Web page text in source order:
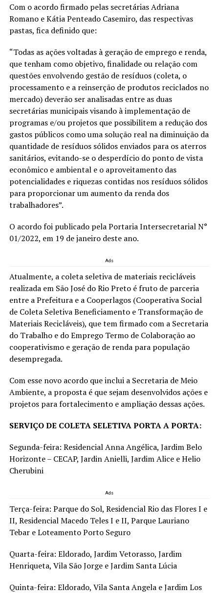
Com o acordo firmado pelas secretárias Adriana
Romano e Kátia Penteado Casemiro, das respectivas
pastas, fica definido que:
“Todas as ações voltadas à geração de emprego e renda,
que tenham como objetivo, finalidade ou relação com
questões envolvendo gestão de resíduos (coleta, o
processamento e a reinserção de produtos reciclados no
mercado) deverão ser analisadas entre as duas
secretárias municipais visando à implementação de
programas e/ou projetos que possibilitem a redução dos
gastos públicos como uma solução real na diminuição da
quantidade de resíduos sólidos enviados para os aterros
sanitários, evitando-se o desperdício do ponto de vista
econômico e ambiental e o aproveitamento das
potencialidades e riquezas contidas nos resíduos sólidos
para proporcionar um aumento da renda dos
trabalhadores”.
O acordo foi publicado pela Portaria Intersecretarial N°
01/2022, em 19 de janeiro deste ano.
Ads
Atualmente, a coleta seletiva de materiais recicláveis
realizada em São José do Rio Preto é fruto de parceria
entre a Prefeitura e a Cooperlagos (Cooperativa Social
de Coleta Seletiva Beneficiamento e Transformação de
Materiais Recicláveis), que tem firmado com a Secretaria
do Trabalho e do Emprego Termo de Colaboração ao
cooperativismo e geração de renda para população
desempregada.
Com esse novo acordo que inclui a Secretaria de Meio
Ambiente, a proposta é que sejam desenvolvidos ações e
projetos para fortalecimento e ampliação dessas ações.
SERVIÇO DE COLETA SELETIVA PORTA A PORTA:
Segunda-feira: Residencial Anna Angélica, Jardim Belo
Horizonte – CECAP, Jardin Anielli, Jardim Alice e Helio
Cherubini
Ads
Terça-feira: Parque do Sol, Residencial Rio das Flores I e
II, Residencial Macedo Teles I e II, Parque Lauriano
Tebar e Loteamento Porto Seguro
Quarta-feira: Eldorado, Jardim Vetorasso, Jardim
Henriqueta, Vila São Jorge e Jardim Santa Lúcia
Quinta-feira: Eldorado, Vila Santa Angela e Jardim Los